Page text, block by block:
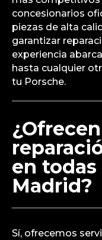
concesionarios
piezas de alta
garantizar
experiencia
hasta cualquier
tu Porsche.
en todas
Madrid?
Sí, ofrecemos